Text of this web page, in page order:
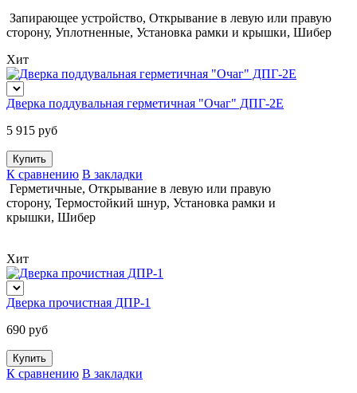
Запирающее устройство, Открывание в левую или правую
сторону, Уплотненные, Установка рамки и крышки, Шибер
Хит
Дверка поддувальная герметичная "Очаг" ДПГ-2Е
5 915 руб
К сравнению В закладки
Герметичные, Открывание в левую или правую
сторону, Термостойкий шнур, Установка рамки и
крышки, Шибер
Хит
Дверка прочистная ДПР-1
690 руб
К сравнению В закладки